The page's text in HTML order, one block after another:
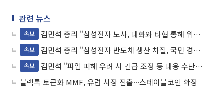
관련 뉴스
속보 김민석 총리 "삼성전자 노사, 대화와 타협 통해 위기 해결 촉구"
속보 김민석 총리 "삼성전자 반도체 생산 차질, 국민 경제 전반에 깊은 상처 남길 것"
속보
김민석 "파업 피해 우려 시 긴급 조정 등 대응 수단 강구"
블랙록 토큰화 MMF, 유럽 시장 진출∙∙∙스테이블코인 확장